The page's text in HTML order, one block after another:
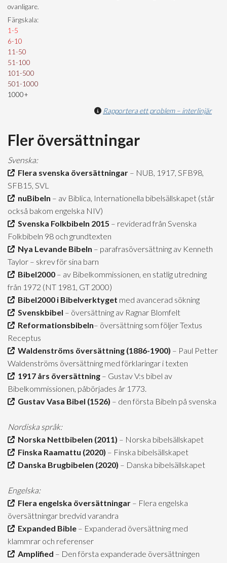
ovanligare.
Färgskala:
1-5
6-10
11-50
51-100
101-500
501-1000
1000+
Rapportera ett problem – interlinjär
Fler översättningar
Svenska:
Flera svenska översättningar – NUB, 1917, SFB98,
SFB15, SVL
nuBibeln – av Biblica, Internationella bibelsällskapet (står
också bakom engelska NIV)
Svenska Folkbibeln 2015 – reviderad från Svenska
Folkbibeln 98 och grundtexten
Nya Levande Bibeln – parafrasöversättning av Kenneth
Taylor – skrev för sina barn
Bibel2000 – av Bibelkommissionen, en statlig utredning
från 1972 (NT 1981, GT 2000)
Bibel2000 i Bibelverktyget med avancerad sökning
Svenskbibel – översättning av Ragnar Blomfelt
Reformationsbibeln– översättning som följer Textus
Receptus
Waldenströms översättning (1886-1900) – Paul Petter
Waldenströms översättning med förklaringar i texten
1917 års översättning – Gustav V:s bibel av
Bibelkommissionen, påbörjades år 1773.
Gustav Vasa Bibel (1526) – den första Bibeln på svenska
Nordiska språk:
Norska Nettbibelen (2011) – Norska bibelsällskapet
Finska Raamattu (2020) – Finska bibelsällskapet
Danska Brugbibelen (2020) – Danska bibelsällskapet
Engelska:
Flera engelska översättningar – Flera engelska
översättningar bredvid varandra
Expanded Bible – Expanderad översättning med
klammrar och referenser
Amplified – Den första expanderade översättningen